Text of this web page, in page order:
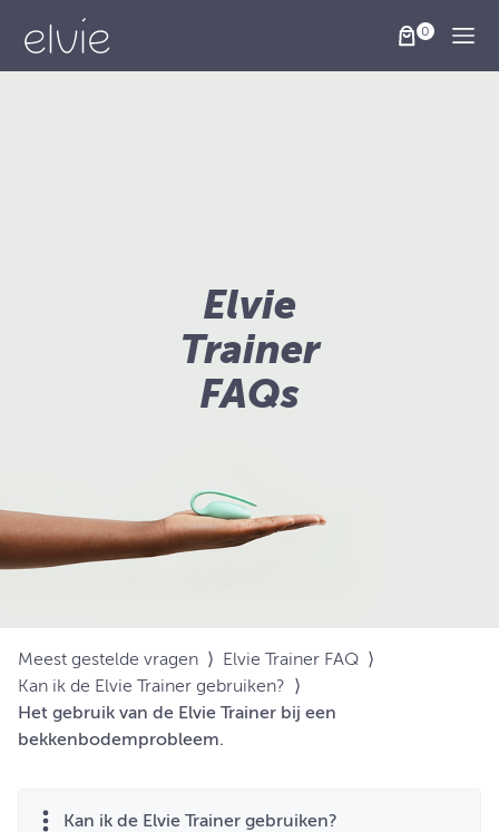
Elvie
Trainer
FAQs
Meest gestelde vragen ⟩ Elvie Trainer FAQ ⟩
Kan ik de Elvie Trainer gebruiken? ⟩
Het gebruik van de Elvie Trainer bij een
bekkenbodemprobleem.
Kan ik de Elvie Trainer gebruiken?